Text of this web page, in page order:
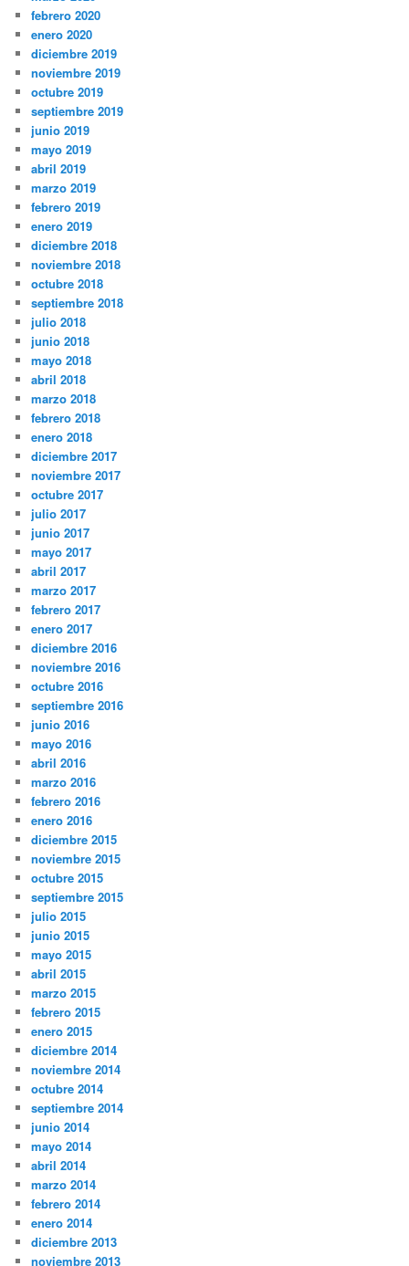
febrero 2020
enero 2020
diciembre 2019
noviembre 2019
octubre 2019
septiembre 2019
junio 2019
mayo 2019
abril 2019
marzo 2019
febrero 2019
enero 2019
diciembre 2018
noviembre 2018
octubre 2018
septiembre 2018
julio 2018
junio 2018
mayo 2018
abril 2018
marzo 2018
febrero 2018
enero 2018
diciembre 2017
noviembre 2017
octubre 2017
julio 2017
junio 2017
mayo 2017
abril 2017
marzo 2017
febrero 2017
enero 2017
diciembre 2016
noviembre 2016
octubre 2016
septiembre 2016
junio 2016
mayo 2016
abril 2016
marzo 2016
febrero 2016
enero 2016
diciembre 2015
noviembre 2015
octubre 2015
septiembre 2015
julio 2015
junio 2015
mayo 2015
abril 2015
marzo 2015
febrero 2015
enero 2015
diciembre 2014
noviembre 2014
octubre 2014
septiembre 2014
junio 2014
mayo 2014
abril 2014
marzo 2014
febrero 2014
enero 2014
diciembre 2013
noviembre 2013